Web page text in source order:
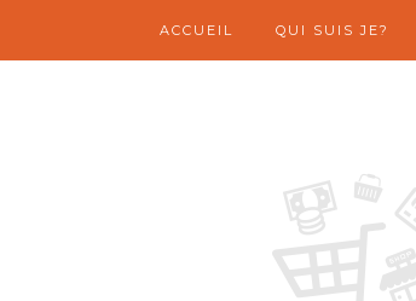
ACCUEIL QUI SUIS JE?